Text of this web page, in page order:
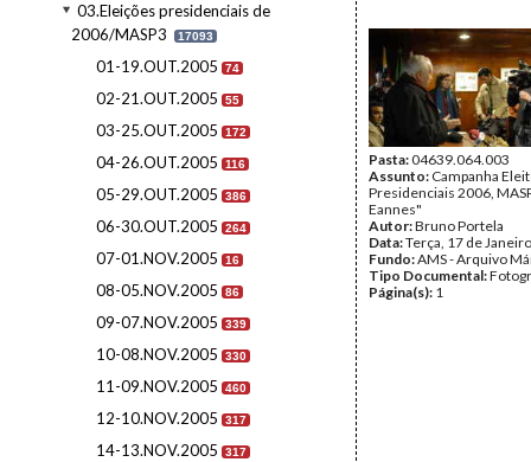
03.Eleições presidenciais de
2006/MASP3
17093
01-19.OUT.2005 74
02-21.OUT.2005 55
03-25.OUT.2005 172
04-26.OUT.2005 116
05-29.OUT.2005 386
06-30.OUT.2005 264
07-01.NOV.2005 16
08-05.NOV.2005 86
09-07.NOV.2005 339
10-08.NOV.2005 330
11-09.NOV.2005 460
12-10.NOV.2005 317
14-13.NOV.2005 317
Pasta:04639.064.003
Assunto: Campanha
Presidenciais 2006,
Eannes"
Autor:Bruno Portela
Data:Terça, 17 de
Fundo:AMS - Arquivo
Tipo Documental:
Página(s): 1